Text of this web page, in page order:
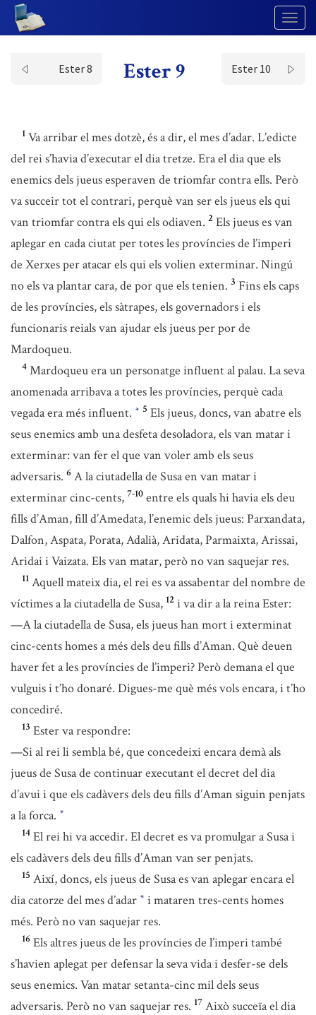
Ester 8 Ester 9 Ester 10
1 Va arribar el mes dotzè, és a dir, el mes d’adar. L’edicte
del rei s’havia d’executar el dia tretze. Era el dia que els
enemics dels jueus esperaven de triomfar contra ells. Però
va succeir tot el contrari, perquè van ser els jueus els qui
van triomfar contra els qui els odiaven. 2 Els jueus es van
aplegar en cada ciutat per totes les províncies de l’imperi
de Xerxes per atacar els qui els volien exterminar. Ningú
no els va plantar cara, de por que els tenien. 3 Fins els caps
de les províncies, els sàtrapes, els governadors i els
funcionaris reials van ajudar els jueus per por de
Mardoqueu.
4 Mardoqueu era un personatge influent al palau. La seva
anomenada arribava a totes les províncies, perquè cada
vegada era més influent. * 5 Els jueus, doncs, van abatre els
seus enemics amb una desfeta desoladora, els van matar i
exterminar: van fer el que van voler amb els seus
adversaris. 6 A la ciutadella de Susa en van matar i
exterminar cinc-cents, 7-10 entre els quals hi havia els deu
fills d’Aman, fill d’Amedata, l’enemic dels jueus: Parxandata,
Dalfon, Aspata, Porata, Adalià, Aridata, Parmaixta, Arissai,
Aridai i Vaizata. Els van matar, però no van saquejar res.
11 Aquell mateix dia, el rei es va assabentar del nombre de
víctimes a la ciutadella de Susa, 12 i va dir a la reina Ester:
—A la ciutadella de Susa, els jueus han mort i exterminat
cinc-cents homes a més dels deu fills d’Aman. Què deuen
haver fet a les províncies de l’imperi? Però demana el que
vulguis i t’ho donaré. Digues-me què més vols encara, i t’ho
concediré.
13 Ester va respondre:
—Si al rei li sembla bé, que concedeixi encara demà als
jueus de Susa de continuar executant el decret del dia
d’avui i que els cadàvers dels deu fills d’Aman siguin penjats
a la forca. *
14 El rei hi va accedir. El decret es va promulgar a Susa i
els cadàvers dels deu fills d’Aman van ser penjats.
15 Així, doncs, els jueus de Susa es van aplegar encara el
dia catorze del mes d’adar * i mataren tres-cents homes
més. Però no van saquejar res.
16 Els altres jueus de les províncies de l’imperi també
s’havien aplegat per defensar la seva vida i desfer-se dels
seus enemics. Van matar setanta-cinc mil dels seus
adversaris. Però no van saquejar res. 17 Això succeïa el dia